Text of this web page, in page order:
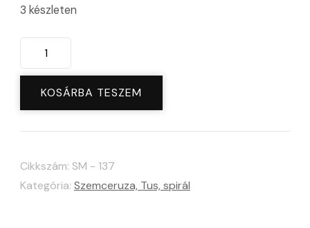
3 készleten
Tusvonal
húzó
arckrém
spatula
-
többfunkciós
KOSÁRBA TESZEM
Cikkszám: SM - 137
Kategória: Szemceruza, Tus, spirál